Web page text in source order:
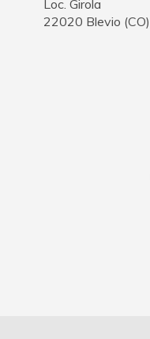
Loc. Girola
22020 Blevio (CO)